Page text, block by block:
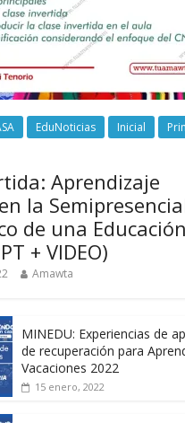
EduNoticias Inicial
Aprendizaje
la
de una Educación
+ VIDEO)
Amawta
MINEDU: Experiencias de
de recuperación para
Vacaciones 2022
15 enero, 2022